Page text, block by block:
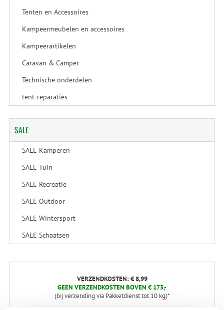
Tenten en Accessoires
Kampeermeubelen en accessoires
Kampeerartikelen
Caravan & Camper
Technische onderdelen
tent-reparaties
SALE
SALE Kamperen
SALE Tuin
SALE Recreatie
SALE Outdoor
SALE Wintersport
SALE Schaatsen
VERZENDKOSTEN: € 8,99
GEEN VERZENDKOSTEN BOVEN € 175,-
(bij verzending via Pakketdienst tot 10 kg)*